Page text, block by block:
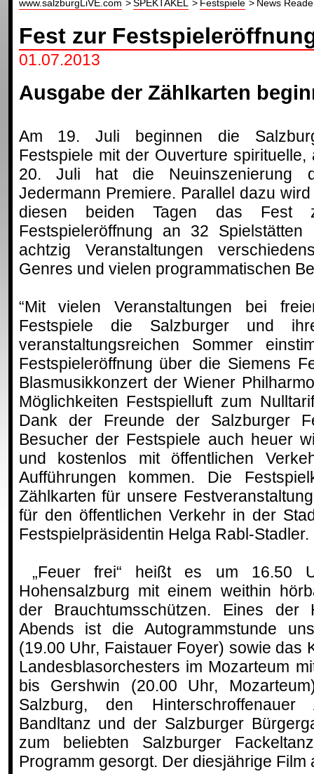
www.salzburgLiVE.com SPEKTAKEL Festspiele News
Fest zur
01.07.2013
Ausgabe der Zählkarten
Am 19. Juli beginnen die
Festspiele mit der Ouverture spirituelle,
20. Juli hat die Neuinszenierung
Jedermann Premiere. Parallel dazu
diesen beiden Tagen das Fest
Festspieleröffnung an 32 Spielstätten
achtzig Veranstaltungen
Genres und vielen programmatischen
“Mit vielen Veranstaltungen bei
Festspiele die Salzburger und
veranstaltungsreichen Sommer
Festspieleröffnung über die Siemens
Blasmusikkonzert der Wiener
Möglichkeiten Festspielluft zum
Dank der Freunde der Salzburger
Besucher der Festspiele auch heuer
und kostenlos mit öffentlichen
Aufführungen kommen. Die
Zählkarten für unsere
für den öffentlichen Verkehr in der
Festspielpräsidentin Helga Rabl-Stadler.
„Feuer frei“ heißt es um 16.50
Hohensalzburg mit einem weithin
der Brauchtumsschützen. Eines der
Abends ist die Autogrammstunde
(19.00 Uhr, Faistauer Foyer) sowie das
Landesblasorchesters im Mozarteum
bis Gershwin (20.00 Uhr,
Salzburg, den Hinterschroffenauer
Bandltanz und der Salzburger
zum beliebten Salzburger
Programm gesorgt. Der diesjährige Film